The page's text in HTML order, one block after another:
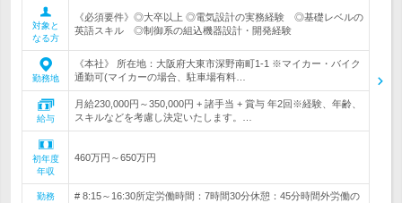
対象と
なる方
《必須要件》◎大卒以上 ◎電気設計の実務経験 ◎基礎レベルの
英語スキル ◎制御系の組込機器設計・開発経験
勤務地
《本社》 所在地：大阪府大東市深野南町1-1 ※マイカー・バイク
通勤可(マイカーの場合、駐車場有料…
給与
月給230,000円～350,000円 + 諸手当 + 賞与 年2回※経験、年齢、
スキルなどを考慮し決定いたします。…
初年度
年収
460万円～650万円
勤務
# 8:15～16:30所定労働時間：7時間30分休憩：45分時間外労働の